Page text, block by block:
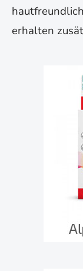
erhalten